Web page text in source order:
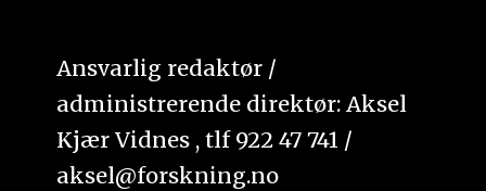
Ansvarlig redaktør /
administrerende direktør: Aksel
Kjær Vidnes , tlf 922 47 741 /
aksel@forskning.no